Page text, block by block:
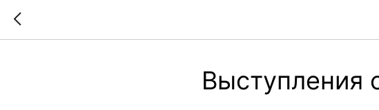
Выступления